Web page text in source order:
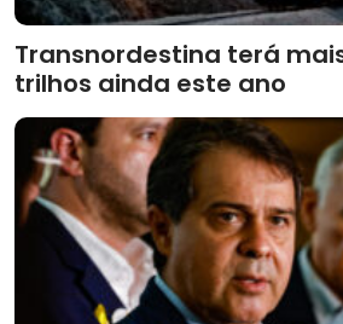
Transnordestina terá
trilhos ainda este ano